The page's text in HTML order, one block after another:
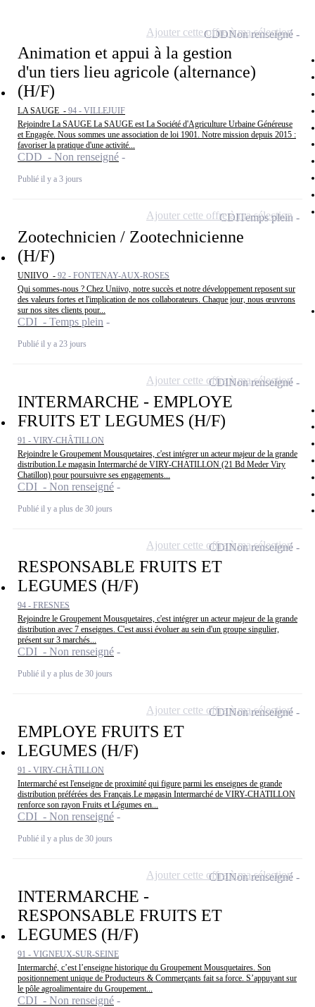
Animation et appui à la gestion
d'un tiers lieu agricole (alternance)
(H/F)
LA SAUGE - 94 - VILLEJUIF
Rejoindre La SAUGE La SAUGE est La Société d'Agriculture Urbaine Généreuse
et Engagée. Nous sommes une association de loi 1901. Notre mission depuis 2015 :
favoriser la pratique d'une activité...
CDD - Non renseigné
Publié il y a 3 jours
CDDNon renseigné
Ajouter cette offre à ma sélection
Zootechnicien / Zootechnicienne
(H/F)
UNIIVO - 92 - FONTENAY-AUX-ROSES
Qui sommes-nous ? Chez Uniivo, notre succès et notre développement reposent sur
des valeurs fortes et l'implication de nos collaborateurs. Chaque jour, nous œuvrons
sur nos sites clients pour...
CDI - Temps plein
Publié il y a 23 jours
CDITemps plein
Ajouter cette offre à ma sélection
INTERMARCHE - EMPLOYE
FRUITS ET LEGUMES (H/F)
91 - VIRY-CHÂTILLON
Rejoindre le Groupement Mousquetaires, c'est intégrer un acteur majeur de la grande
distribution.Le magasin Intermarché de VIRY-CHATILLON (21 Bd Meder Viry
Chatillon) pour poursuivre ses engagements...
CDI - Non renseigné
Publié il y a plus de 30 jours
CDINon renseigné
Ajouter cette offre à ma sélection
RESPONSABLE FRUITS ET
LEGUMES (H/F)
94 - FRESNES
Rejoindre le Groupement Mousquetaires, c'est intégrer un acteur majeur de la grande
distribution avec 7 enseignes. C'est aussi évoluer au sein d'un groupe singulier,
présent sur 3 marchés...
CDI - Non renseigné
Publié il y a plus de 30 jours
CDINon renseigné
Ajouter cette offre à ma sélection
EMPLOYE FRUITS ET
LEGUMES (H/F)
91 - VIRY-CHÂTILLON
Intermarché est l'enseigne de proximité qui figure parmi les enseignes de grande
distribution préférées des Français.Le magasin Intermarché de VIRY-CHATILLON
renforce son rayon Fruits et Légumes en...
CDI - Non renseigné
Publié il y a plus de 30 jours
CDINon renseigné
Ajouter cette offre à ma sélection
INTERMARCHE -
RESPONSABLE FRUITS ET
LEGUMES (H/F)
91 - VIGNEUX-SUR-SEINE
Intermarché, c’est l’enseigne historique du Groupement Mousquetaires. Son
positionnement unique de Producteurs & Commerçants fait sa force. S’appuyant sur
le pôle agroalimentaire du Groupement...
CDI - Non renseigné
CDINon renseigné
Ajouter cette offre à ma sélection